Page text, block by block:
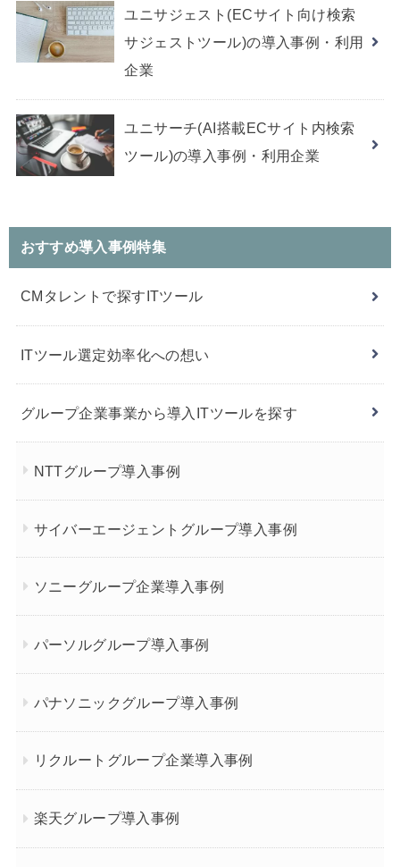
ユニサジェスト(ECサイト向け検索
サジェストツール)の導入事例・利用
企業
ユニサーチ(AI搭載ECサイト内検索
ツール)の導入事例・利用企業
おすすめ導入事例特集
CMタレントで探すITツール
ITツール選定効率化への想い
グループ企業事業から導入ITツールを探す
NTTグループ導入事例
サイバーエージェントグループ導入事例
ソニーグループ企業導入事例
パーソルグループ導入事例
パナソニックグループ導入事例
リクルートグループ企業導入事例
楽天グループ導入事例